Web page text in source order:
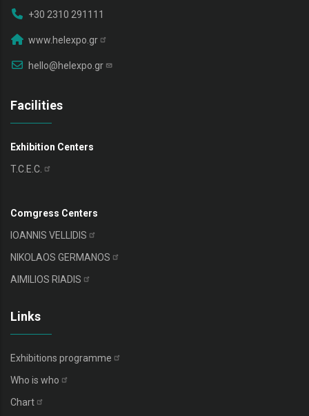
+30 2310 291111
www.helexpo.gr
hello@helexpo.gr
Facilities
Exhibition Centers
T.C.E.C.
Comgress Centers
IOANNIS VELLIDIS
NIKOLAOS GERMANOS
AIMILIOS RIADIS
Links
Exhibitions programme
Who is who
Chart